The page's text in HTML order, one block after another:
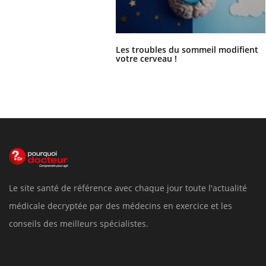
Les troubles du sommeil modifient
votre cerveau !
Le site santé de référence avec chaque jour toute l'actualité
médicale decryptée par des médecins en exercice et les
conseils des meilleurs spécialistes.